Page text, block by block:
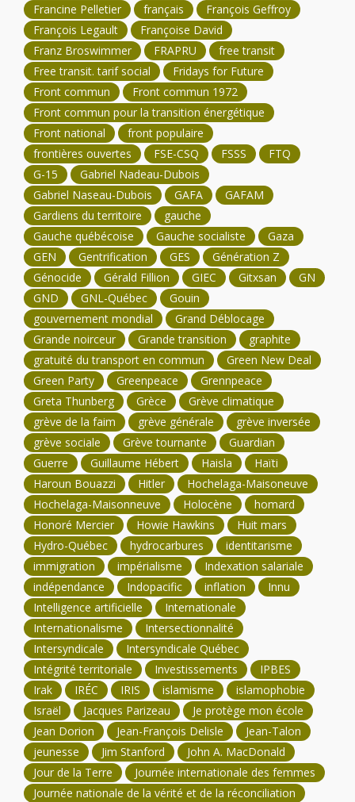
Francine Pelletier
français
François Geffroy
François Legault
Françoise David
Franz Broswimmer
FRAPRU
free transit
Free transit. tarif social
Fridays for Future
Front commun
Front commun 1972
Front commun pour la transition énergétique
Front national
front populaire
frontières ouvertes
FSE-CSQ FSSS
FTQ
G-15
Gabriel Nadeau-Dubois
Gabriel Naseau-Dubois
GAFA
GAFAM
Gardiens du territoire
gauche
Gauche québécoise
Gauche socialiste
Gaza
GEN
Gentrification GES
Génération Z
Génocide
Gérald Fillion GIEC Gitxsan
GN
GND
GNL-Québec
Gouin
gouvernement mondial
Grand Déblocage
Grande noirceur
Grande transition
graphite
gratuité du transport en commun
Green New Deal
Green Party
Greenpeace
Grennpeace
Greta Thunberg
Grèce
Grève climatique
grève de la faim
grève générale
grève inversée
grève sociale
Grève tournante
Guardian
Guerre
Guillaume Hébert Haisla
Haïti
Haroun Bouazzi
Hitler
Hochelaga-Maisoneuve
Hochelaga-Maisonneuve
Holocène
homard
Honoré Mercier
Howie Hawkins
Huit mars
Hydro-Québec
hydrocarbures
identitarisme
immigration
impérialisme
Indexation salariale
indépendance
Indopacific inflation
Innu
Intelligence artificielle
Internationale
Internationalisme
Intersectionnalité
Intersyndicale
Intersyndicale Québec
Intégrité territoriale
Investissements
IPBES
Irak
IRÉC IRIS islamisme
islamophobie
Israël
Jacques Parizeau
Je protège mon école
Jean Dorion
Jean-François Delisle
Jean-Talon
jeunesse
Jim Stanford
John A. MacDonald
Jour de la Terre
Journée internationale des femmes
Journée nationale de la vérité et de la réconciliation